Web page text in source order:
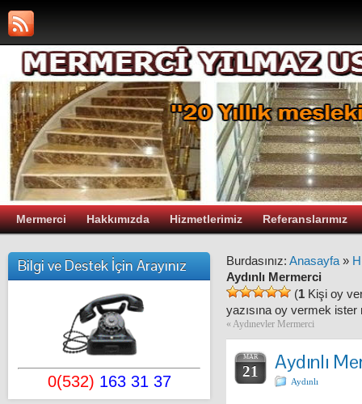
Mermerci Hakkımızda Hizmetlerimiz Referanslarımız
Bilgi ve Destek İçin Arayınız
0(532) 163 31 37
Burdasınız: Anasayfa »
Aydınlı Mermerci
(1 Kişi oy
yazısına oy vermek ister
« Aydınevler Mermerci
MAR
21 Aydınlı
Aydınlı